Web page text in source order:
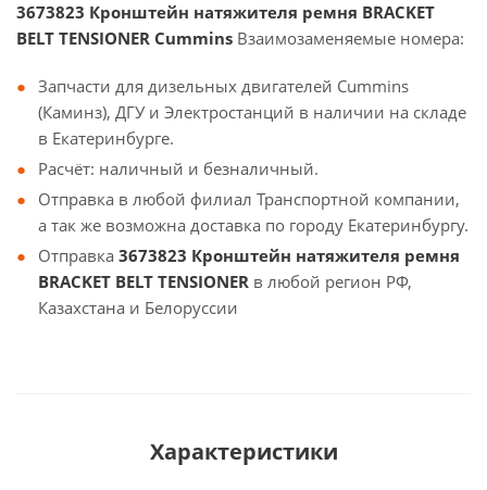
3673823 Кронштейн натяжителя ремня BRACKET
BELT TENSIONER Cummins Взаимозаменяемые номера:
Запчасти для дизельных двигателей Cummins
(Каминз), ДГУ и Электростанций в наличии на складе
в Екатеринбурге.
Расчёт: наличный и безналичный.
Отправка в любой филиал Транспортной компании,
а так же возможна доставка по городу Екатеринбургу.
Отправка 3673823 Кронштейн натяжителя ремня
BRACKET BELT TENSIONER в любой регион РФ,
Казахстана и Белоруссии
Характеристики